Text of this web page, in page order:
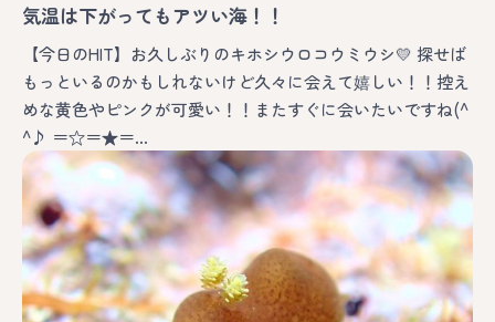
気温は下がってもアツい海！！
【今日のHIT】お久しぶりのキホシウロコウミウシ💛 探せば
もっといるのかもしれないけど久々に会えて嬉しい！！控え
めな黄色やピンクが可愛い！！またすぐに会いたいですね(^
^♪ ＝☆＝★＝…